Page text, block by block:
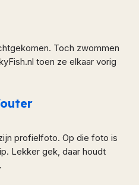
Toch zwommen
toen ze elkaar vorig
profielfoto. Op die foto is
Lekker gek, daar houdt